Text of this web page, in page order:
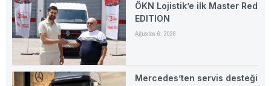
ÖKN Lojistik’e ilk Master Red
EDITION
Ağustos 6, 2026
Mercedes’ten servis desteği